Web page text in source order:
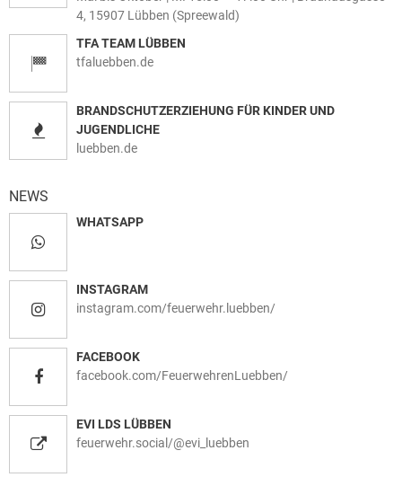
4, 15907 Lübben (Spreewald)
TFA TEAM LÜBBEN
tfaluebben.de
BRANDSCHUTZERZIEHUNG FÜR KINDER UND
JUGENDLICHE
luebben.de
NEWS
WHATSAPP
INSTAGRAM
instagram.com/feuerwehr.luebben/
FACEBOOK
facebook.com/FeuerwehrenLuebben/
EVI LDS LÜBBEN
feuerwehr.social/@evi_luebben